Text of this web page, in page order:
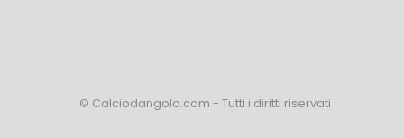
© Calciodangolo.com - Tutti i diritti riservati